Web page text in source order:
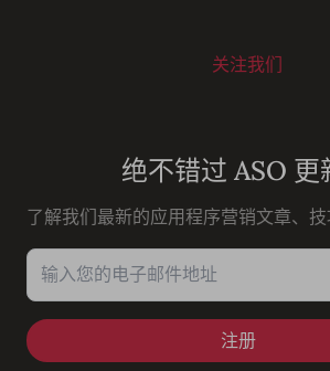
关注我们
绝不错过 ASO 更
了解我们最新的应用程序营销文章、技
输入您的电子邮件地址